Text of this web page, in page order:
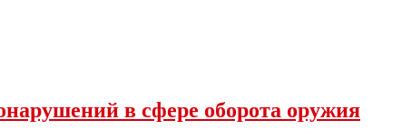
в сфере оборота оружия